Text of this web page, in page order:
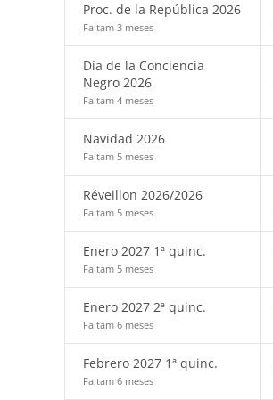
Proc. de la República 2026
Faltam 3 meses
Día de la Conciencia
Negro 2026
Faltam 4 meses
Navidad 2026
Faltam 5 meses
Réveillon 2026/2026
Faltam 5 meses
Enero 2027 1ª quinc.
Faltam 5 meses
Enero 2027 2ª quinc.
Faltam 6 meses
Febrero 2027 1ª quinc.
Faltam 6 meses